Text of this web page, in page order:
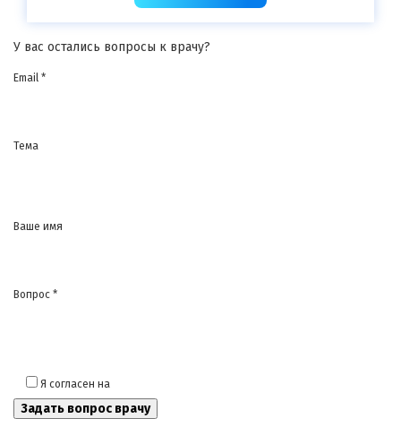
У вас остались вопросы к врачу?
Email *
Тема
Ваше имя
Вопрос *
Я согласен на